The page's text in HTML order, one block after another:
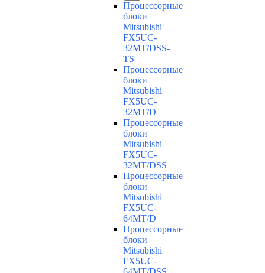
Процессорные
блоки
Mitsubishi
FX5UC-
32MT/DSS-
TS
Процессорные
блоки
Mitsubishi
FX5UC-
32MT/D
Процессорные
блоки
Mitsubishi
FX5UC-
32MT/DSS
Процессорные
блоки
Mitsubishi
FX5UC-
64MT/D
Процессорные
блоки
Mitsubishi
FX5UC-